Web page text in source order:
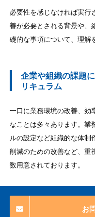
必要性を感じなければ実行
善が必要とされる背景や、
礎的な事項について、理解
企業や組織の課題
リキュラム
一口に業務環境の改善、効
なことは多々あります。業
ルの設定など組織的な体
削減のための改善など、重
数用意されております。
お